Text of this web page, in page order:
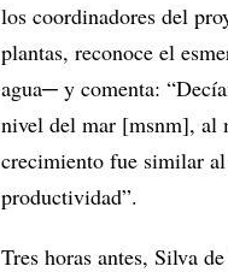
los coordinadores del
plantas, reconoce el
agua─ y comenta:
nivel del mar [msnm], al
crecimiento fue similar
productividad”.
Tres horas antes, Silva